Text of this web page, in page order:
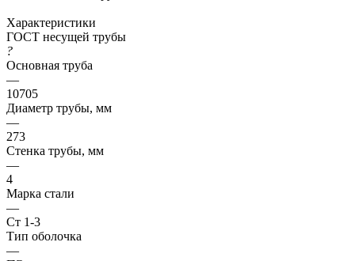
Характеристики
ГОСТ несущей трубы
?
Основная труба
—
10705
Диаметр трубы, мм
—
273
Стенка трубы, мм
—
4
Марка стали
—
Ст 1-3
Тип оболочка
—